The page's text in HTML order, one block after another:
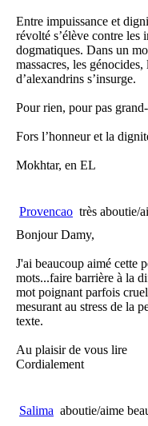
Entre impuissance et
révolté s’élève contre les
dogmatiques. Dans un
massacres, les
d’alexandrins s’insurge.
Pour rien, pour pas
Fors l’honneur et la
Mokhtar, en EL
Provencao très aboutie/
Bonjour Damy,
J'ai beaucoup aimé cette
mots...faire barrière à la
mot poignant parfois
mesurant au stress de la
texte.
Au plaisir de vous lire
Cordialement
Salima aboutie/aime